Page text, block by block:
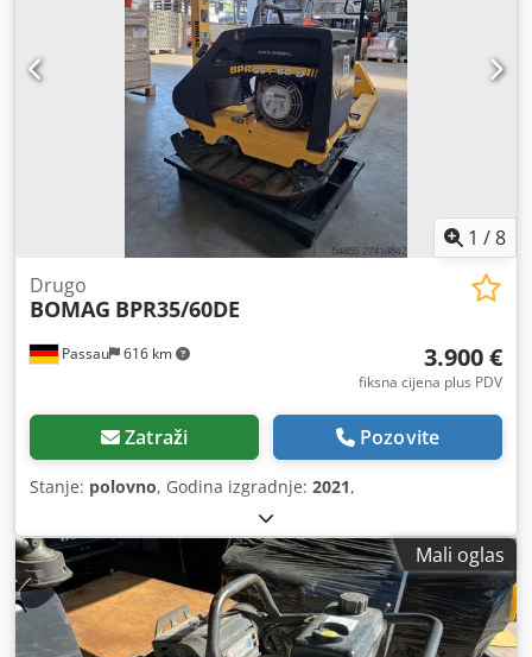
1 /8
Passau 616 km
Drugo
BOMAG BPR35/60DE
3.900 €
fiksna cijena plus PDV
Zatraži Pozovite
Stanje: polovno, Godina izgradnje: 2021,
Mali oglas